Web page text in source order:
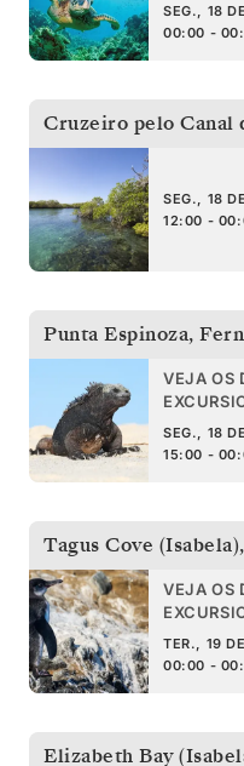
SEG., 18
00:00 -
Cruzeiro pelo Canal
SEG., 18
12:00 -
Punta Espinoza,
VEJA OS
SEG., 18
15:00 -
Tagus Cove (Isabela),
VEJA OS
TER., 19
00:00 -
Elizabeth Bay